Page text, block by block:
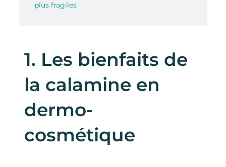
plus fragiles
1. Les bienfaits de
la calamine en
dermo-
cosmétique